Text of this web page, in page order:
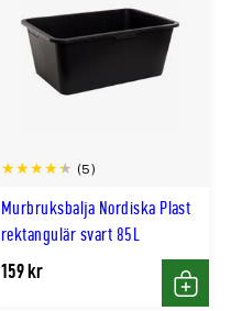
Murbruksbalja Nordiska Plast
rektangulär svart 85L
(5)
159 kr
Köp